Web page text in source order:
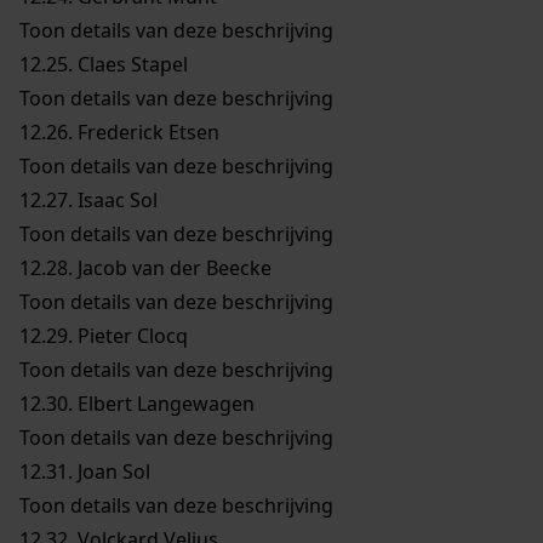
Toon details van deze beschrijving
12.25. Claes Stapel
Toon details van deze beschrijving
12.26. Frederick Etsen
Toon details van deze beschrijving
12.27. Isaac Sol
Toon details van deze beschrijving
12.28. Jacob van der Beecke
Toon details van deze beschrijving
12.29. Pieter Clocq
Toon details van deze beschrijving
12.30. Elbert Langewagen
Toon details van deze beschrijving
12.31. Joan Sol
Toon details van deze beschrijving